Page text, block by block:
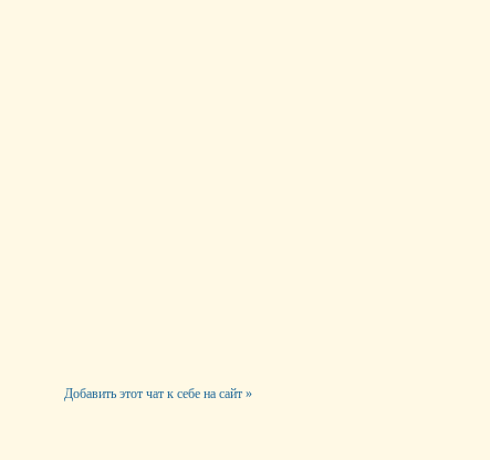
Добавить этот чат к себе на сайт »